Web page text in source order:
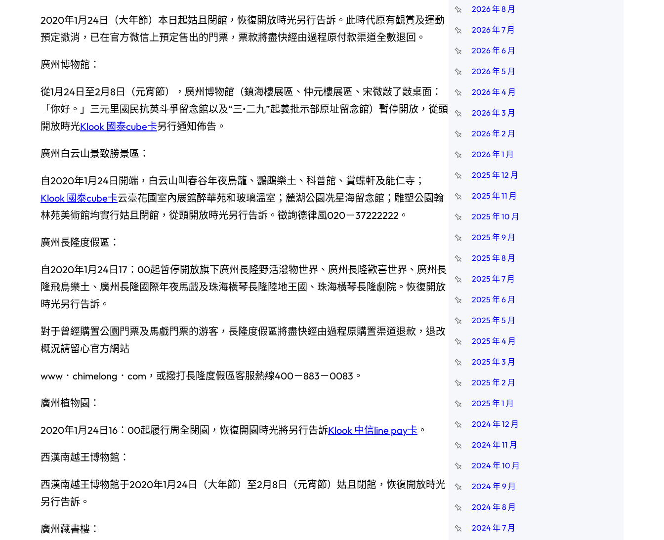
2020年1月24日（大年節）本日起姑且閉館，恢復開放時光另行告訴。此時代原有觀賞及運動
預定撤消，已在官方微信上預定售出的門票，票款將盡快經由過程原付款渠道全數退回。
廣州博物館：
從1月24日至2月8日（元宵節），廣州博物館（鎮海樓展區、仲元樓展區、宋微敲了敲桌面：
「你好。」三元里國民抗英斗爭留念館以及“三•二九”起義批示部原址留念館）暫停開放，從頭
開放時光Klook 國泰cube卡另行通知佈告。
廣州白云山景致勝景區：
自2020年1月24日開端，白云山叫春谷年夜鳥籠、鸚鵡樂土、科普館、賞蝶軒及能仁寺；
Klook 國泰cube卡云臺花圃室內展館醉華苑和玻璃溫室；麓湖公園冼星海留念館；雕塑公園翰
林苑美術館均實行姑且閉館，從頭開放時光另行告訴。徵詢德律風020－37222222。
廣州長隆度假區：
自2020年1月24日17：00起暫停開放旗下廣州長隆野活潑物世界、廣州長隆歡喜世界、廣州長
隆飛鳥樂土、廣州長隆國際年夜馬戲及珠海橫琴長隆陸地王國、珠海橫琴長隆劇院。恢復開放
時光另行告訴。
對于曾經購置公園門票及馬戲門票的游客，長隆度假區將盡快經由過程原購置渠道退款，退改
概況請留心官方網站
www．chimelong．com，或撥打長隆度假區客服熱線400－883－0083。
廣州植物園：
2020年1月24日16：00起履行周全閉園，恢復開園時光將另行告訴Klook 中信line pay卡 。
西漢南越王博物館：
西漢南越王博物館于2020年1月24日（大年節）至2月8日（元宵節）姑且閉館，恢復開放時光
另行告訴。
廣州藏書樓：
2026 年 8 月
2026 年 7 月
2026 年 6 月
2026 年 5 月
2026 年 4 月
2026 年 3 月
2026 年 2 月
2026 年 1 月
2025 年 12 月
2025 年 11 月
2025 年 10 月
2025 年 9 月
2025 年 8 月
2025 年 7 月
2025 年 6 月
2025 年 5 月
2025 年 4 月
2025 年 3 月
2025 年 2 月
2025 年 1 月
2024 年 12 月
2024 年 11 月
2024 年 10 月
2024 年 9 月
2024 年 8 月
2024 年 7 月